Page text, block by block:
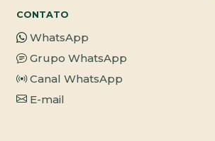
CONTATO
WhatsApp
Grupo WhatsApp
Canal WhatsApp
E-mail